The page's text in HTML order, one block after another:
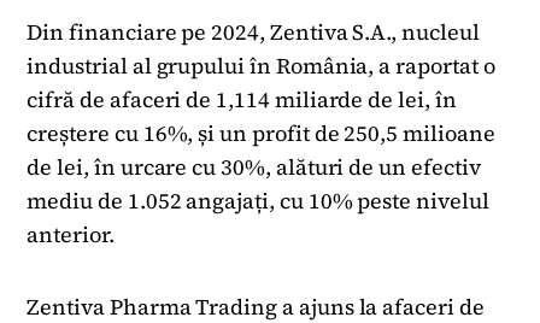
Din financiare pe 2024, Zentiva S.A., nucleul
industrial al grupului în România, a raportat o
cifră de afaceri de 1,114 miliarde de lei, în
creștere cu 16%, și un profit de 250,5 milioane
de lei, în urcare cu 30%, alături de un efectiv
mediu de 1.052 angajați, cu 10% peste nivelul
anterior.
Zentiva Pharma Trading a ajuns la afaceri de